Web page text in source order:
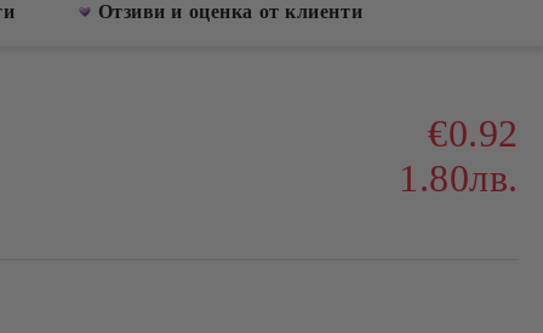
Отзиви и оценка от клиенти
€0.92
1.80лв.